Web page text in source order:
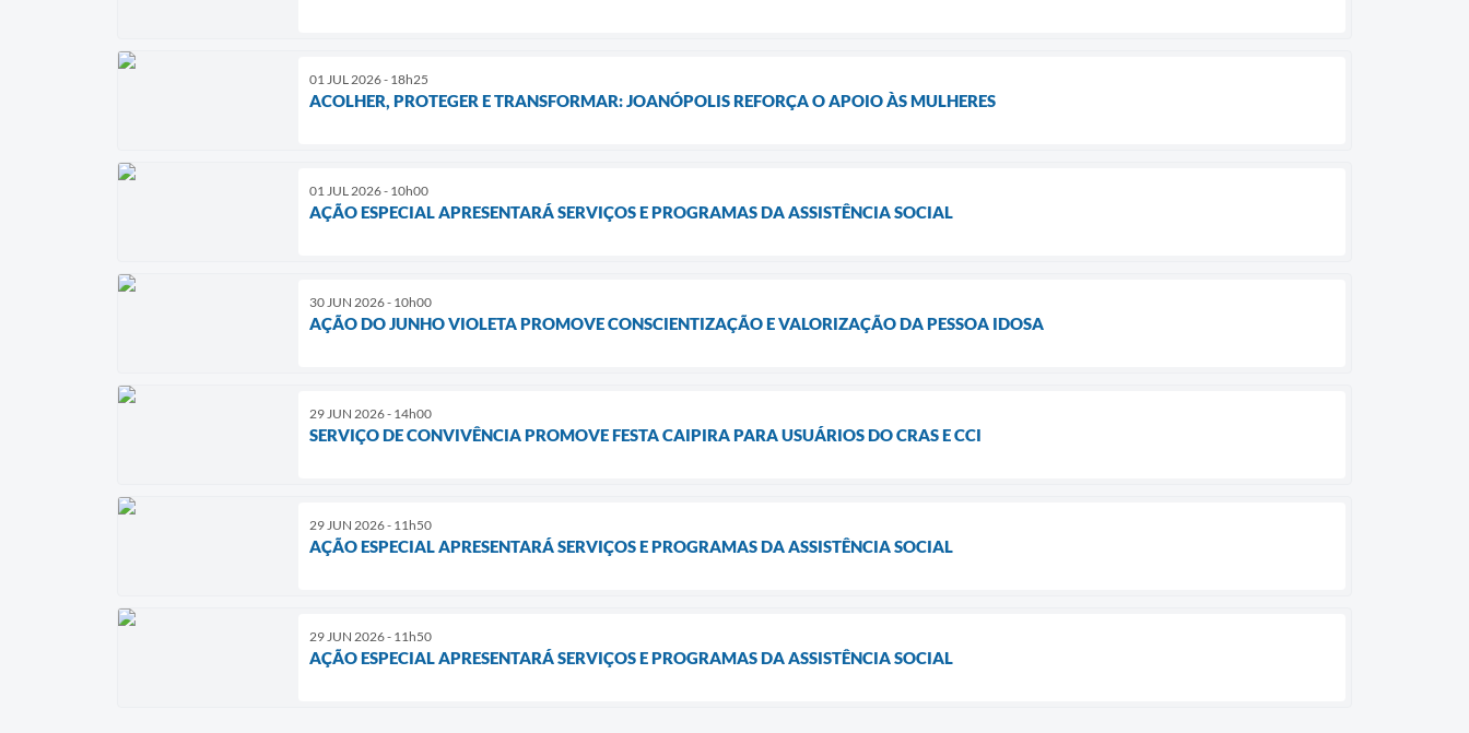
01 JUL 2026 - 18h25
ACOLHER, PROTEGER E TRANSFORMAR: JOANÓPOLIS REFORÇA O APOIO ÀS MULHERES
01 JUL 2026 - 10h00
AÇÃO ESPECIAL APRESENTARÁ SERVIÇOS E PROGRAMAS DA ASSISTÊNCIA SOCIAL
30 JUN 2026 - 10h00
AÇÃO DO JUNHO VIOLETA PROMOVE CONSCIENTIZAÇÃO E VALORIZAÇÃO DA PESSOA IDOSA
29 JUN 2026 - 14h00
SERVIÇO DE CONVIVÊNCIA PROMOVE FESTA CAIPIRA PARA USUÁRIOS DO CRAS E CCI
29 JUN 2026 - 11h50
AÇÃO ESPECIAL APRESENTARÁ SERVIÇOS E PROGRAMAS DA ASSISTÊNCIA SOCIAL
29 JUN 2026 - 11h50
AÇÃO ESPECIAL APRESENTARÁ SERVIÇOS E PROGRAMAS DA ASSISTÊNCIA SOCIAL